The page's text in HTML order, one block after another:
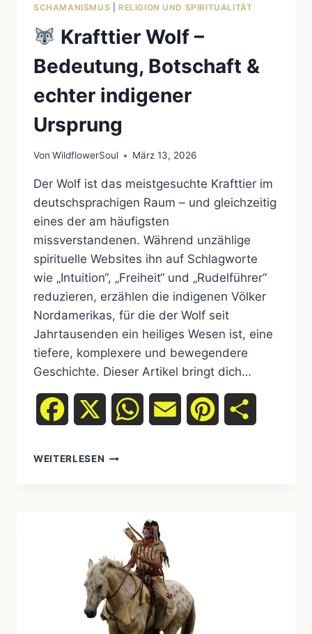
SCHAMANISMUS RELIGION UND SPIRITUALITÄT
Krafttier Wolf –
Bedeutung, Botschaft &
echter indigener
Ursprung
Von WildflowerSoul März 13, 2026
Der Wolf ist das meistgesuchte Krafttier im
deutschsprachigen Raum – und gleichzeitig
eines der am häufigsten
missverstandenen. Während unzählige
spirituelle Websites ihn auf Schlagworte
wie „Intuition“, „Freiheit“ und „Rudelführer“
reduzieren, erzählen die indigenen Völker
Nordamerikas, für die der Wolf seit
Jahrtausenden ein heiliges Wesen ist, eine
tiefere, komplexere und bewegendere
Geschichte. Dieser Artikel bringt dich…
Facebook WhatsAppEmail Pinterest
WEITERLESEN
BOTSCHAFT
ECHTER
INDIGENER
URSPRUNG